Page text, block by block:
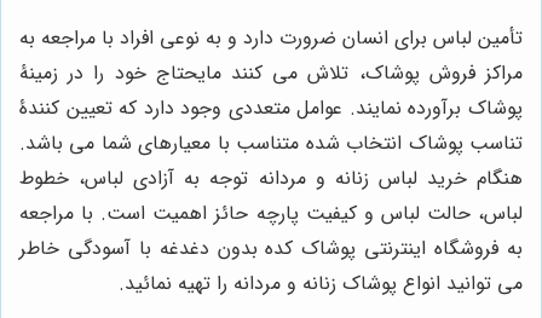
تأمین لباس برای انسان ضرورت دارد و به نوعی افراد با مراجعه به
مراکز فروش پوشاک، تلاش می کنند مایحتاج خود را در زمینۀ
پوشاک برآورده نمایند. عوامل متعددی وجود دارد که تعیین کنندۀ
تناسب پوشاک انتخاب شده متناسب با معیارهای شما می باشد.
هنگام خرید لباس زنانه و مردانه توجه به آزادی لباس، خطوط
لباس، حالت لباس و کیفیت پارچه حائز اهمیت است. با مراجعه
به فروشگاه اینترنتی پوشاک کده بدون دغدغه با آسودگی خاطر
می توانید انواع پوشاک زنانه و مردانه را تهیه نمائید.